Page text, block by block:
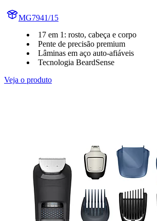
MG7941/15
17 em 1: rosto, cabeça e corpo
Pente de precisão premium
Lâminas em aço auto-afiáveis
Tecnologia BeardSense
Veja o produto